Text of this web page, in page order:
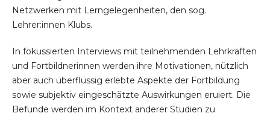
Netzwerken mit Lerngelegenheiten, den sog.
Lehrer:innen Klubs.
In fokussierten Interviews mit teilnehmenden Lehrkräften
und Fortbildnerinnen werden ihre Motivationen, nützlich
aber auch überflüssig erlebte Aspekte der Fortbildung
sowie subjektiv eingeschätzte Auswirkungen eruiert. Die
Befunde werden im Kontext anderer Studien zu